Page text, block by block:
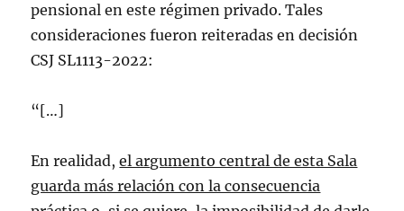
pensional en este régimen privado. Tales
consideraciones fueron reiteradas en decisión
CSJ SL1113-2022:
“[…]
En realidad,el argumento central de esta Sala
guarda más relación con la consecuencia